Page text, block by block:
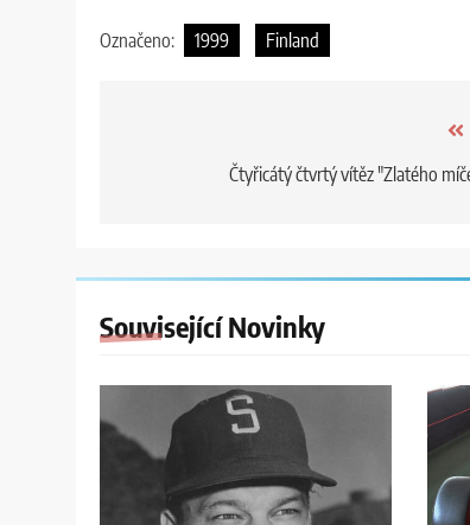
Označeno: 1999 Finland
Čtyřicátý čtvrtý vítěz "Zlatého
Související Novinky